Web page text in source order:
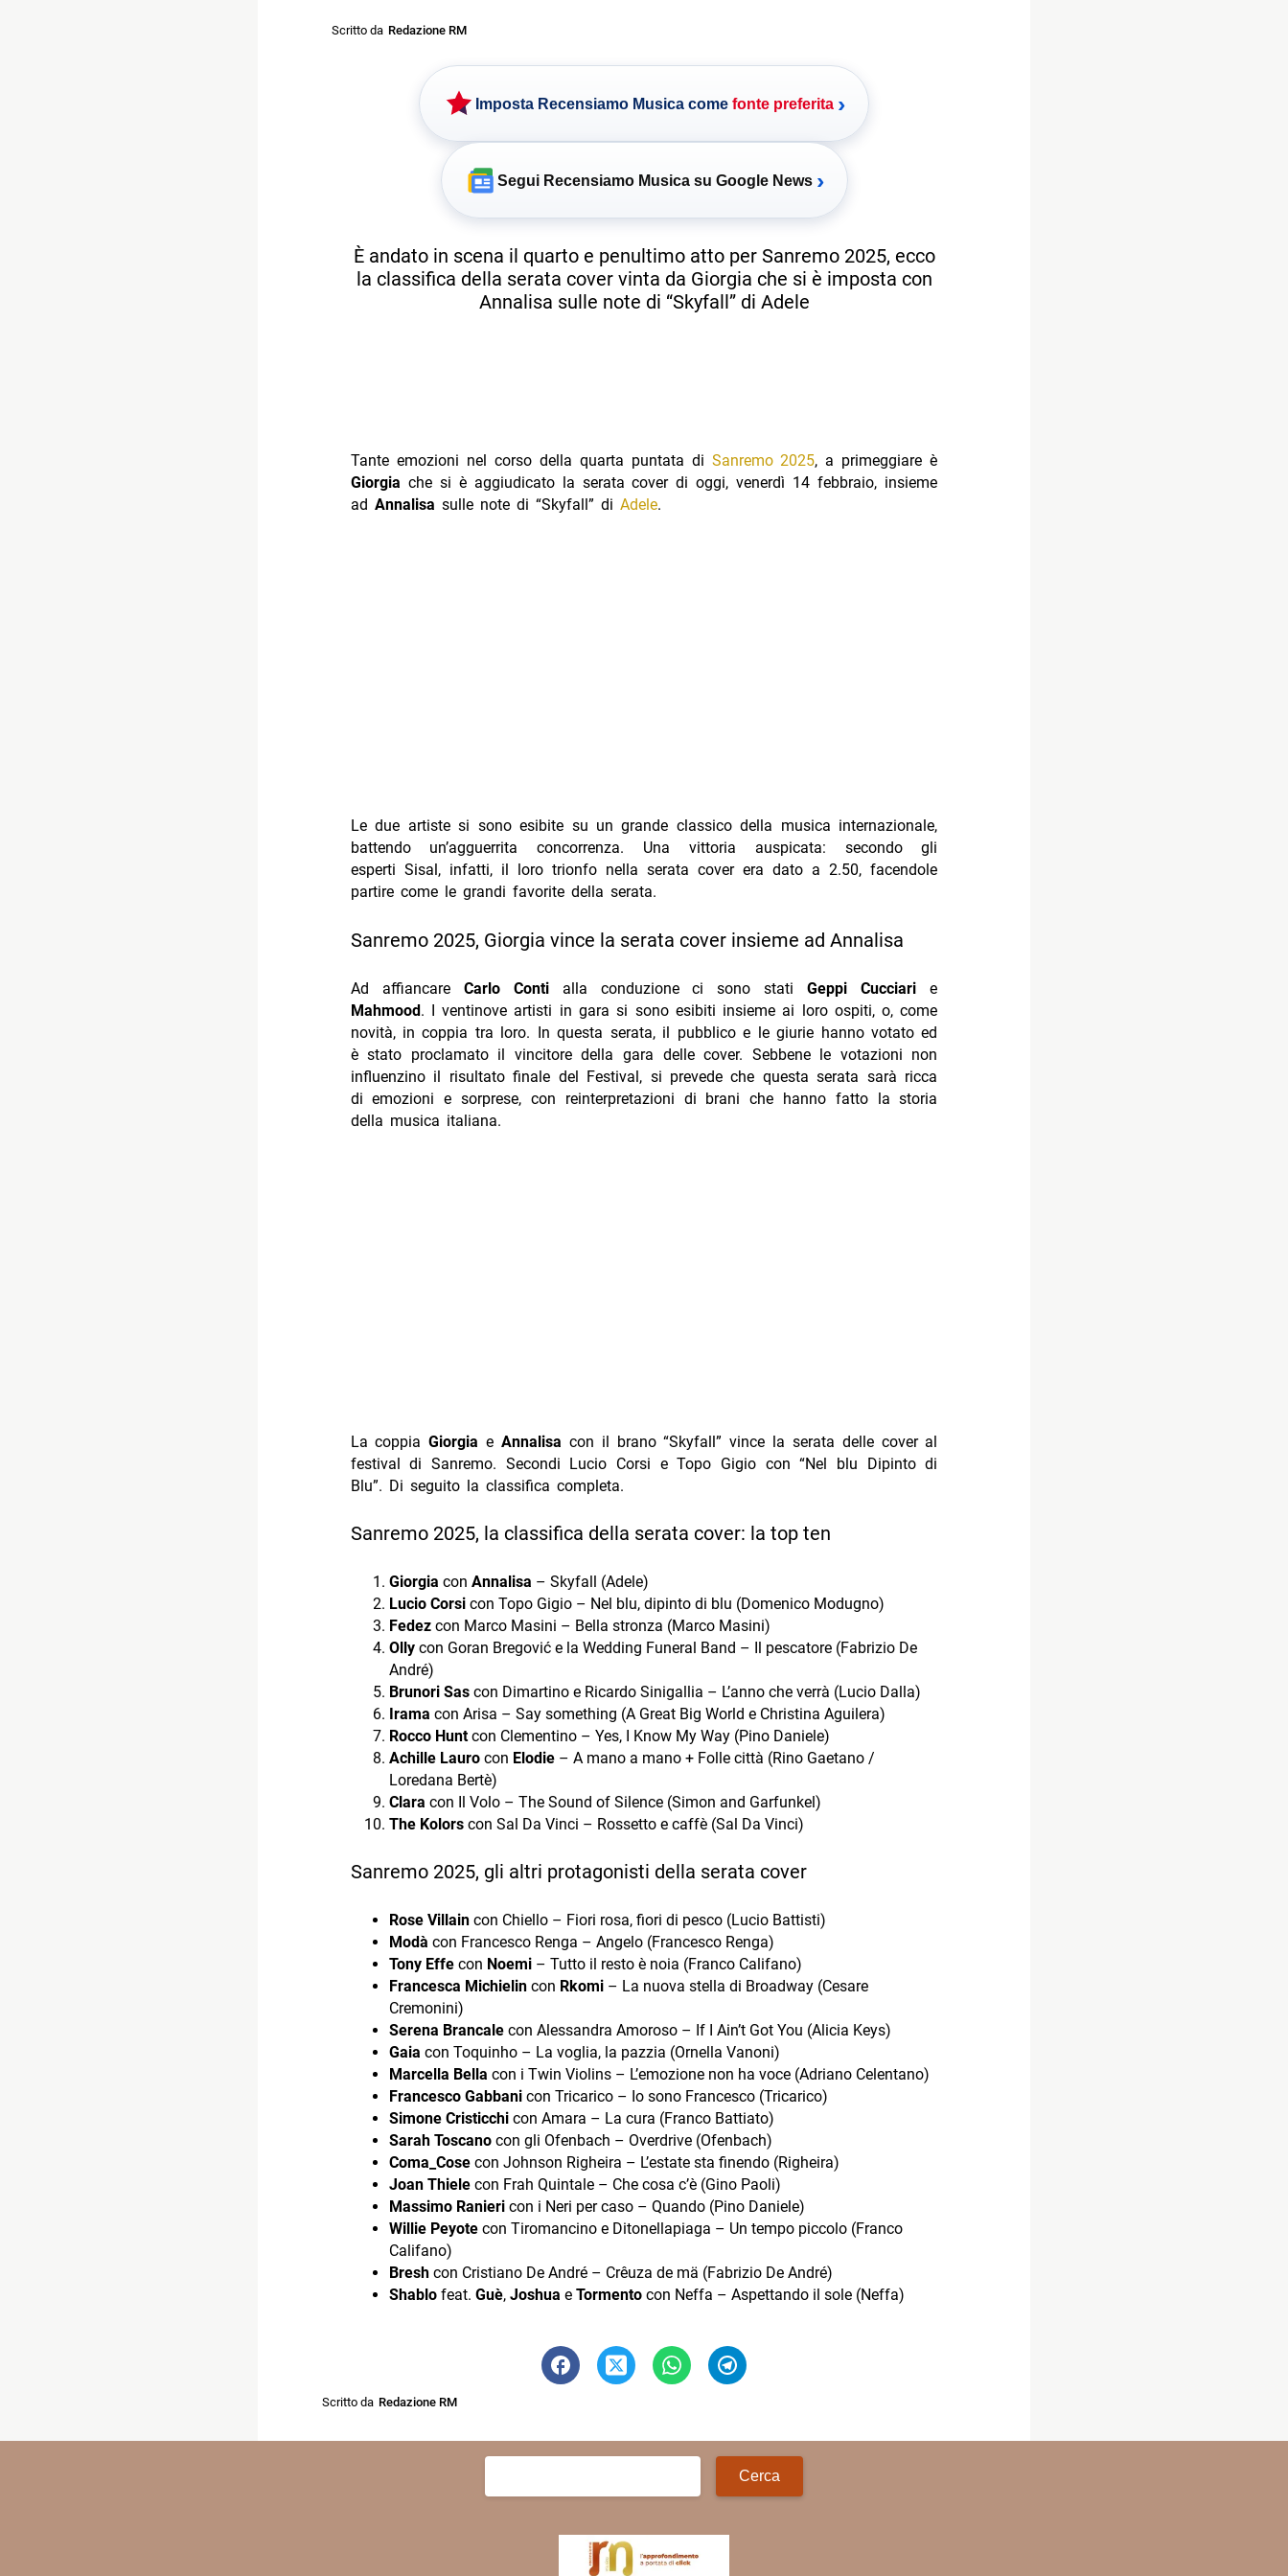
Scritto da Redazione RM
Imposta Recensiamo Musica come fonte preferita ›
Segui Recensiamo Musica su Google News ›
È andato in scena il quarto e penultimo atto per Sanremo 2025, ecco
la classifica della serata cover vinta da Giorgia che si è imposta con
Annalisa sulle note di “Skyfall” di Adele
Tante emozioni nel corso della quarta puntata diSanremo 2025, a primeggiare è
Giorgia che si è aggiudicato la serata cover di oggi, venerdì 14 febbraio, insieme
ad Annalisa sulle note di “Skyfall” di Adele.
Le due artiste si sono esibite su un grande classico della musica internazionale,
battendo un’agguerrita concorrenza. Una vittoria auspicata: secondo gli
esperti Sisal, infatti, il loro trionfo nella serata cover era dato a 2.50, facendole
partire come le grandi favorite della serata.
Sanremo 2025, Giorgia vince la serata cover insieme ad Annalisa
Ad affiancare Carlo Conti alla conduzione ci sono stati Geppi Cucciarie
Mahmood. I ventinove artisti in gara si sono esibiti insieme ai loro ospiti, o, come
novità, in coppia tra loro. In questa serata, il pubblico e le giurie hanno votato ed
è stato proclamato il vincitore della gara delle cover. Sebbene le votazioni non
influenzino il risultato finale del Festival, si prevede che questa serata sarà ricca
di emozioni e sorprese, con reinterpretazioni di brani che hanno fatto la storia
della musica italiana.
La coppiaGiorgia e Annalisa con il brano “Skyfall” vince la serata delle cover al
festival di Sanremo. Secondi Lucio Corsi e Topo Gigio con “Nel blu Dipinto di
Blu”. Di seguito la classifica completa.
Sanremo 2025, la classifica della serata cover: la top ten
Giorgia con Annalisa – Skyfall (Adele)
Lucio Corsi con Topo Gigio – Nel blu, dipinto di blu (Domenico Modugno)
Fedezcon Marco Masini – Bella stronza (Marco Masini)
Ollycon Goran Bregović e la Wedding Funeral Band – Il pescatore (Fabrizio De
André)
Brunori Sascon Dimartino e Ricardo Sinigallia – L’anno che verrà (Lucio Dalla)
Irama con Arisa – Say something (A Great Big World e Christina Aguilera)
Rocco Huntcon Clementino – Yes, I Know My Way (Pino Daniele)
Achille Lauro con Elodie– A mano a mano + Folle città (Rino Gaetano /
Loredana Bertè)
Clara con Il Volo – The Sound of Silence (Simon and Garfunkel)
The Kolors con Sal Da Vinci – Rossetto e caffè (Sal Da Vinci)
Sanremo 2025, gli altri protagonisti della serata cover
Rose Villain con Chiello – Fiori rosa, fiori di pesco (Lucio Battisti)
Modà con Francesco Renga – Angelo (Francesco Renga)
Tony Effe con Noemi– Tutto il resto è noia (Franco Califano)
Francesca Michielincon Rkomi– La nuova stella di Broadway (Cesare
Cremonini)
Serena Brancalecon Alessandra Amoroso – If I Ain’t Got You (Alicia Keys)
Gaia con Toquinho – La voglia, la pazzia (Ornella Vanoni)
Marcella Bella con i Twin Violins – L’emozione non ha voce (Adriano Celentano)
Francesco Gabbani con Tricarico – Io sono Francesco (Tricarico)
Simone Cristicchi con Amara – La cura (Franco Battiato)
Sarah Toscano con gli Ofenbach – Overdrive (Ofenbach)
Coma_Cose con Johnson Righeira – L’estate sta finendo (Righeira)
Joan Thielecon Frah Quintale – Che cosa c’è (Gino Paoli)
Massimo Ranieri con i Neri per caso – Quando (Pino Daniele)
Willie Peyotecon Tiromancino e Ditonellapiaga – Un tempo piccolo (Franco
Califano)
Breshcon Cristiano De André – Crêuza de mä (Fabrizio De André)
Shablofeat. Guè, Joshua e Tormentocon Neffa – Aspettando il sole (Neffa)
Scritto da Redazione RM
Ricerca